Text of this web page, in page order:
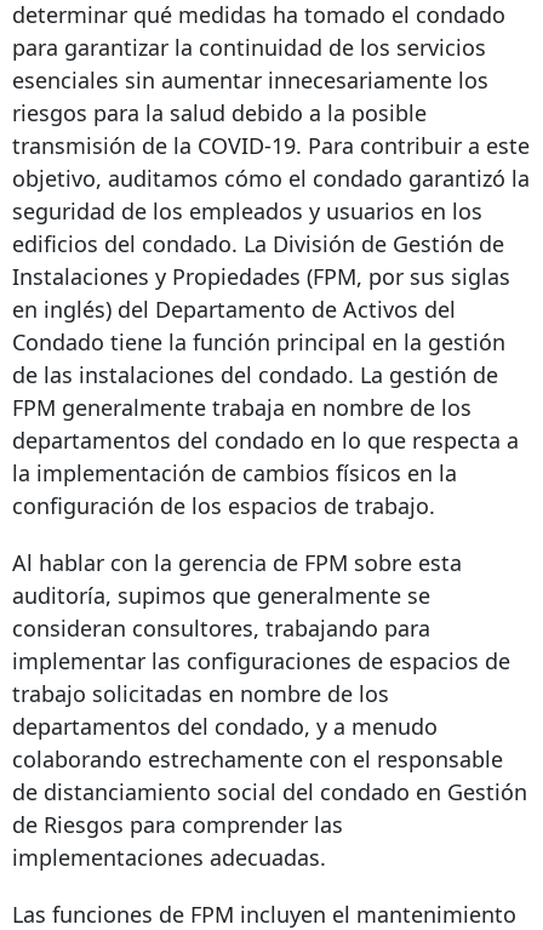
determinar qué medidas ha tomado el condado
para garantizar la continuidad de los servicios
esenciales sin aumentar innecesariamente los
riesgos para la salud debido a la posible
transmisión de la COVID-19. Para contribuir a este
objetivo, auditamos cómo el condado garantizó la
seguridad de los empleados y usuarios en los
edificios del condado. La División de Gestión de
Instalaciones y Propiedades (FPM, por sus siglas
en inglés) del Departamento de Activos del
Condado tiene la función principal en la gestión
de las instalaciones del condado. La gestión de
FPM generalmente trabaja en nombre de los
departamentos del condado en lo que respecta a
la implementación de cambios físicos en la
configuración de los espacios de trabajo.
Al hablar con la gerencia de FPM sobre esta
auditoría, supimos que generalmente se
consideran consultores, trabajando para
implementar las configuraciones de espacios de
trabajo solicitadas en nombre de los
departamentos del condado, y a menudo
colaborando estrechamente con el responsable
de distanciamiento social del condado en Gestión
de Riesgos para comprender las
implementaciones adecuadas.
Las funciones de FPM incluyen el mantenimiento